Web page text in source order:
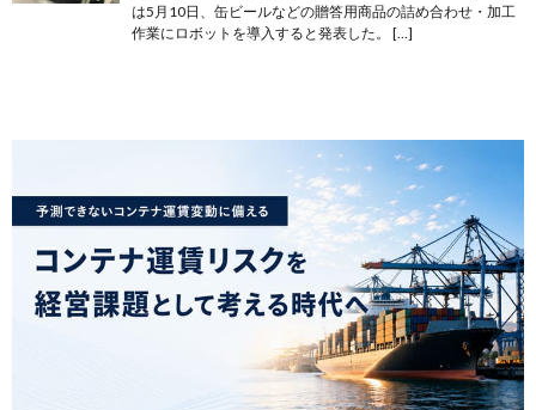
は5月10日、缶ビールなどの贈答用商品の詰め合わせ・加工
作業にロボットを導入すると発表した。 […]